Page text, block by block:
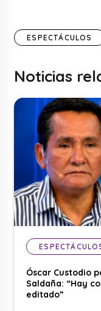
ESPECTÁCULOS
Noticias
Óscar Custodio
Saldaña: “Hay
editado”